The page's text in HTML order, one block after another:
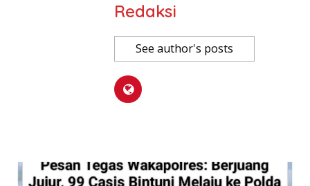
Redaksi
See author's posts